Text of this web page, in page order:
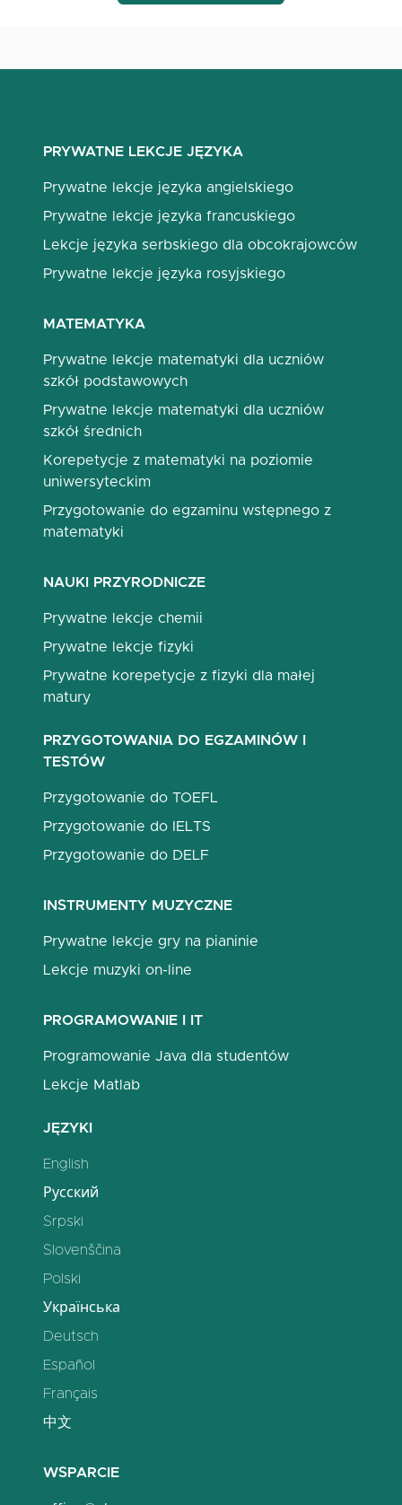
PRYWATNE LEKCJE JĘZYKA
Prywatne lekcje języka angielskiego
Prywatne lekcje języka francuskiego
Lekcje języka serbskiego dla obcokrajowców
Prywatne lekcje języka rosyjskiego
MATEMATYKA
Prywatne lekcje matematyki dla uczniów
szkół podstawowych
Prywatne lekcje matematyki dla uczniów
szkół średnich
Korepetycje z matematyki na poziomie
uniwersyteckim
Przygotowanie do egzaminu wstępnego z
matematyki
NAUKI PRZYRODNICZE
Prywatne lekcje chemii
Prywatne lekcje fizyki
Prywatne korepetycje z fizyki dla małej
matury
PRZYGOTOWANIA DO EGZAMINÓW I
TESTÓW
Przygotowanie do TOEFL
Przygotowanie do IELTS
Przygotowanie do DELF
INSTRUMENTY MUZYCZNE
Prywatne lekcje gry na pianinie
Lekcje muzyki on-line
PROGRAMOWANIE I IT
Programowanie Java dla studentów
Lekcje Matlab
JĘZYKI
English
Русский
Srpski
Slovenščina
Polski
Українська
Deutsch
Español
Français
中文
WSPARCIE